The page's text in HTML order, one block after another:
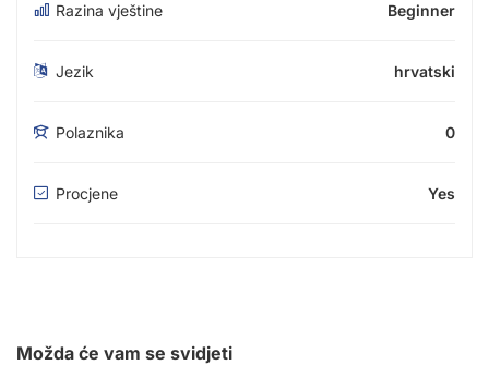
Razina vještine Beginner
Jezik hrvatski
Polaznika 0
Procjene Yes
Možda će vam se svidjeti